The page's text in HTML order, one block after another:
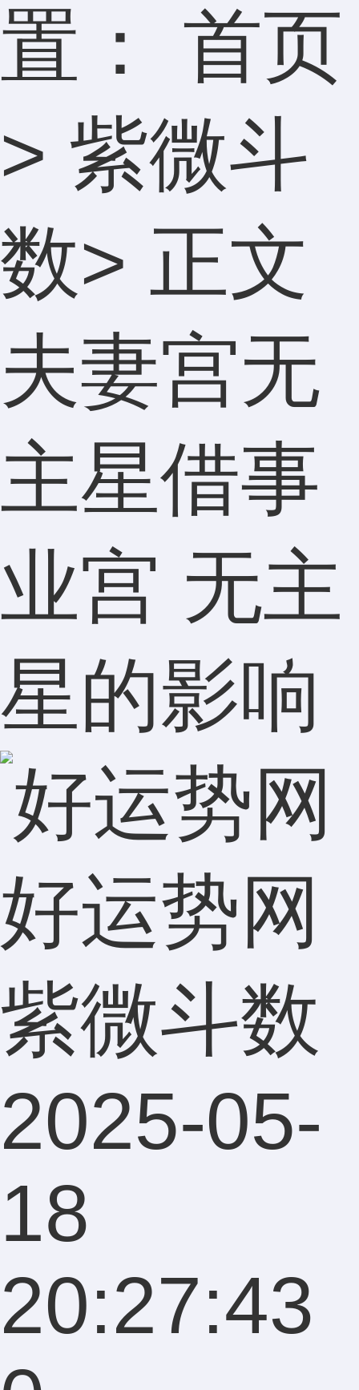
置： 首页
> 紫微斗
数> 正文
夫妻宫无
主星借事
业宫 无主
星的影响
好运势网
紫微斗数
2025-05-
18
20:27:43